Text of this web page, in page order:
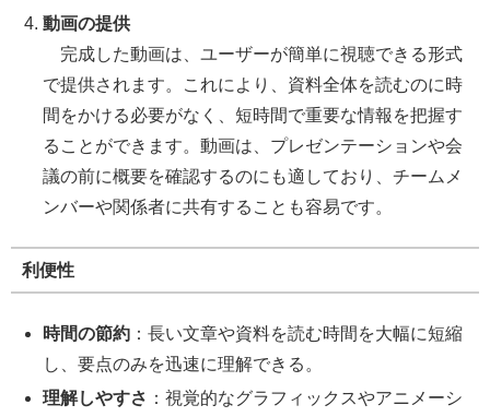
動画の提供
完成した動画は、ユーザーが簡単に視聴できる形式
で提供されます。これにより、資料全体を読むのに時
間をかける必要がなく、短時間で重要な情報を把握す
ることができます。動画は、プレゼンテーションや会
議の前に概要を確認するのにも適しており、チームメ
ンバーや関係者に共有することも容易です。
利便性
時間の節約 ：長い文章や資料を読む時間を大幅に短縮
し、要点のみを迅速に理解できる。
理解しやすさ ：視覚的なグラフィックスやアニメーシ